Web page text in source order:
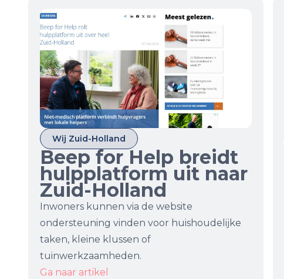
Wij Zuid-Holland
Beep for Help breidt
hulpplatform uit naar
Zuid-Holland
Inwoners kunnen via de website
ondersteuning vinden voor huishoudelijke
taken, kleine klussen of
tuinwerkzaamheden.
Ga naar artikel